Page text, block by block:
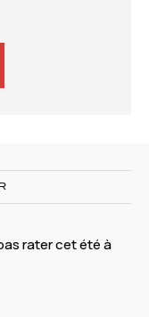
rater cet été à